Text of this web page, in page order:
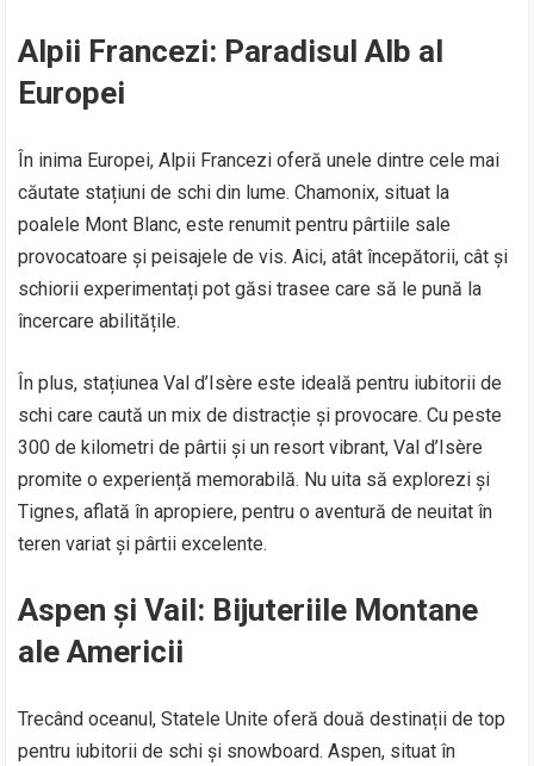
Alpii Francezi: Paradisul Alb al
Europei
În inima Europei, Alpii Francezi oferă unele dintre cele mai
căutate stațiuni de schi din lume. Chamonix, situat la
poalele Mont Blanc, este renumit pentru pârtiile sale
provocatoare și peisajele de vis. Aici, atât începătorii, cât și
schiorii experimentați pot găsi trasee care să le pună la
încercare abilitățile.
În plus, stațiunea Val d’Isère este ideală pentru iubitorii de
schi care caută un mix de distracție și provocare. Cu peste
300 de kilometri de pârtii și un resort vibrant, Val d’Isère
promite o experiență memorabilă. Nu uita să explorezi și
Tignes, aflată în apropiere, pentru o aventură de neuitat în
teren variat și pârtii excelente.
Aspen și Vail: Bijuteriile Montane
ale Americii
Trecând oceanul, Statele Unite oferă două destinații de top
pentru iubitorii de schi și snowboard. Aspen, situat în